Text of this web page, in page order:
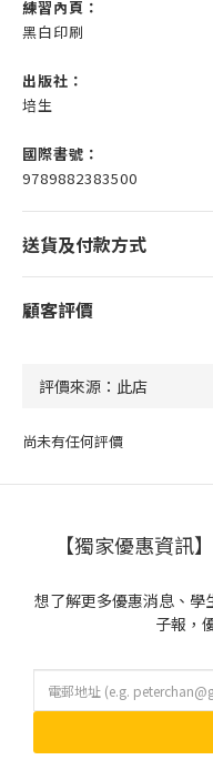
練習內頁：
黑白印刷
出版社：
培生
國際書號：
9789882383500
送貨及付款方式
顧客評價
尚未有任何評價
【獨家優惠資訊
想了解更多優惠消息、
子報，